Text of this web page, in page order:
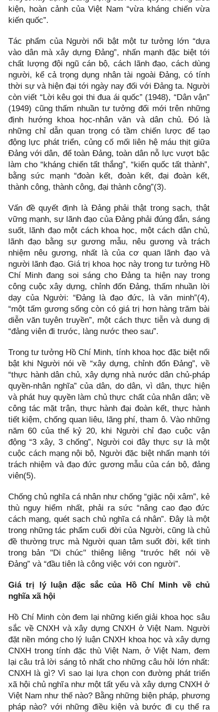
kiện, hoàn cảnh của Việt Nam “vừa kháng chiến vừa
kiến quốc”.
Tác phẩm của Người nổi bật một tư tưởng lớn “dựa
vào dân mà xây dựng Đảng”, nhấn mạnh đặc biệt tới
chất lượng đội ngũ cán bộ, cách lãnh đạo, cách dùng
người, kể cả trọng dụng nhân tài ngoài Đảng, có tính
thời sự và hiện đại tới ngày nay đối với Đảng ta. Người
còn viết “Lời kêu gọi thi đua ái quốc” (1948), “Dân vận”
(1949) cũng thấm nhuần tư tưởng đổi mới trên những
định hướng khoa học-nhân văn và dân chủ. Đó là
những chỉ dẫn quan trọng có tầm chiến lược để tạo
động lực phát triển, củng cố mối liên hệ máu thịt giữa
Đảng với dân, để toàn Đảng, toàn dân nỗ lực vượt bậc
làm cho “kháng chiến tất thắng”, “kiến quốc tất thành”,
bằng sức mạnh “đoàn kết, đoàn kết, đại đoàn kết,
thành công, thành công, đại thành công”(3).
Vấn đề quyết định là Đảng phải thật trong sạch, thật
vững mạnh, sự lãnh đạo của Đảng phải đúng đắn, sáng
suốt, lãnh đạo một cách khoa học, một cách dân chủ,
lãnh đạo bằng sự gương mẫu, nêu gương và trách
nhiệm nêu gương, nhất là của cơ quan lãnh đạo và
người lãnh đạo. Giá trị khoa học này trong tư tưởng Hồ
Chí Minh đang soi sáng cho Đảng ta hiện nay trong
công cuộc xây dựng, chỉnh đốn Đảng, thấm nhuần lời
dạy của Người: “Đảng là đạo đức, là văn minh”(4),
“một tấm gương sống còn có giá trị hơn hàng trăm bài
diễn văn tuyên truyền”, một cách thực tiễn và dung dị
“đảng viên đi trước, làng nước theo sau”.
Trong tư tưởng Hồ Chí Minh, tính khoa học đặc biệt nổi
bật khi Người nói về “xây dựng, chỉnh đốn Đảng”, về
“thực hành dân chủ, xây dựng nhà nước dân chủ-pháp
quyền-nhân nghĩa” của dân, do dân, vì dân, thực hiện
và phát huy quyền làm chủ thực chất của nhân dân; về
công tác mặt trận, thực hành đại đoàn kết, thực hành
tiết kiệm, chống quan liêu, lãng phí, tham ô. Vào những
năm 60 của thế kỷ 20, khi Người chỉ đạo cuộc vận
động “3 xây, 3 chống”, Người coi đây thực sự là một
cuộc cách mạng nội bộ, Người đặc biệt nhấn mạnh tới
trách nhiệm và đạo đức gương mẫu của cán bộ, đảng
viên(5).
Chống chủ nghĩa cá nhân như chống “giặc nội xâm”, kẻ
thù nguy hiểm nhất, phải ra sức “nâng cao đạo đức
cách mạng, quét sạch chủ nghĩa cá nhân”. Đây là một
trong những tác phẩm cuối đời của Người, cũng là chủ
đề thường trực mà Người quan tâm suốt đời, kết tinh
trong bản "Di chúc" thiêng liêng “trước hết nói về
Đảng” và “đầu tiên là công việc với con người”.
Giá trị lý luận đặc sắc của Hồ Chí Minh về chủ
nghĩa xã hội
Hồ Chí Minh còn đem lại những kiến giải khoa học sâu
sắc về CNXH và xây dựng CNXH ở Việt Nam. Người
đặt nền móng cho lý luận CNXH khoa học và xây dựng
CNXH trong tính đặc thù Việt Nam, ở Việt Nam, đem
lại câu trả lời sáng tỏ nhất cho những câu hỏi lớn nhất:
CNXH là gì? Vì sao lại lựa chọn con đường phát triển
xã hội chủ nghĩa như một tất yếu và xây dựng CNXH ở
Việt Nam như thế nào? Bằng những biện pháp, phương
pháp nào? với những điều kiện và bước đi cụ thể ra